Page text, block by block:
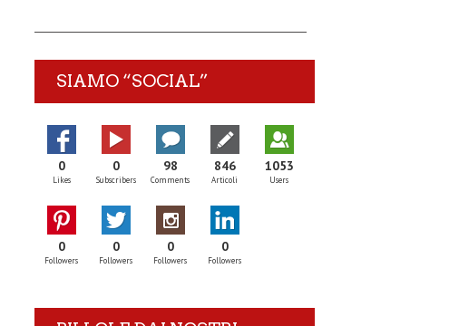
SIAMO “SOCIAL”
0
Likes
0
Subscribers
98
Comments
846
Articoli
1053
Users
0
Followers
0
Followers
0
Followers
0
Followers